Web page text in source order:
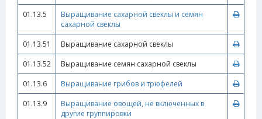
01.13.5
Выращивание сахарной свеклы и семян
сахарной свеклы
01.13.51
Выращивание сахарной свеклы
01.13.52
Выращивание семян сахарной свеклы
01.13.6
Выращивание грибов и трюфелей
01.13.9
Выращивание овощей, не включенных в
другие группировки